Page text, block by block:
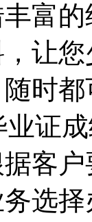
富
让
时
业证
客
选